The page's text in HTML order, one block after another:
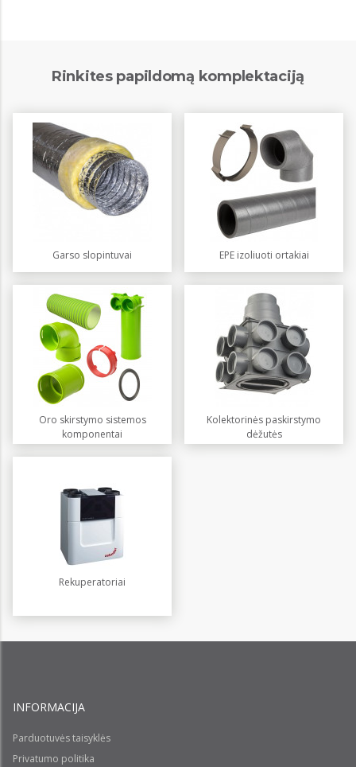
Rinkites papildomą komplektaciją
Garso slopintuvai EPE izoliuoti ortakiai
Oro skirstymo sistemos
komponentai
Kolektorinės paskirstymo
dėžutės
Rekuperatoriai
INFORMACIJA
Parduotuvės taisyklės
Privatumo politika